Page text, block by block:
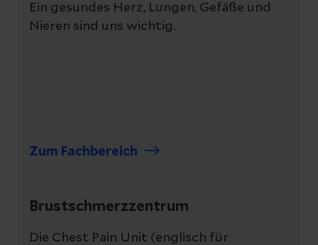
Ein gesundes Herz, Lungen, Gefäße und
Nieren sind uns wichtig.
Zum Fachbereich
Brustschmerzzentrum
Die Chest Pain Unit (englisch für